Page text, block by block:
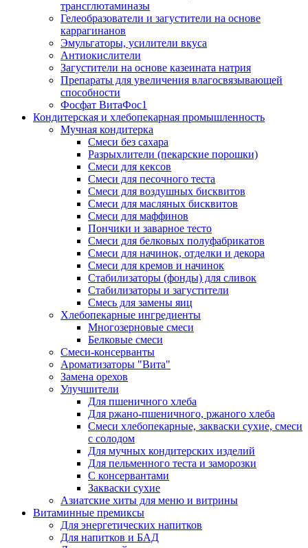
трансглютаминазы
Гелеобразователи и загустители на основе
каррагинанов
Эмульгаторы, усилители вкуса
Антиокислители
Загустители на основе казеината натрия
Препараты для увеличения влагосвязывающей
способности
Фосфат ВитаФос1
Кондитерская и хлебопекарная промышленность
Мучная кондитерка
Смеси без сахара
Разрыхлители (пекарские порошки)
Смеси для кексов
Смеси для песочного теста
Смеси для воздушных бисквитов
Смеси для масляных бисквитов
Смеси для маффинов
Пончики и заварное тесто
Cмеси для белковых полуфабрикатов
Смеси для начинок, отделки и декора
Смеси для кремов и начинок
Стабилизаторы (фонды) для сливок
Стабилизаторы и загустители
Смесь для замены яиц
Хлебопекарные ингредиенты
Многозерновые смеси
Белковые смеси
Смеси-консерванты
Ароматизаторы "Вита"
Замена орехов
Улучшители
Для пшеничного хлеба
Для ржано-пшеничного, ржаного хлеба
Смеси хлебопекарные, закваски сухие, смеси
с солодом
Для мучных кондитерских изделий
Для пельменного теста и заморозки
С консервантами
Закваски сухие
Азиатские хиты для меню и витрины
Витаминные премиксы
Для энергетических напитков
Для напитков и БАД